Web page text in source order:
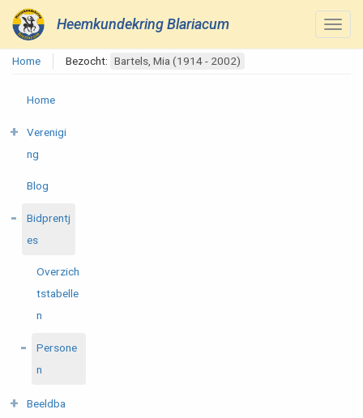
Heemkundekring Blariacum
Home Bezocht: Bartels, Mia (1914 - 2002)
Home
Verenigi
ng
Blog
Bidprentj
es
Overzich
tstabelle
n
Persone
n
Beeldba